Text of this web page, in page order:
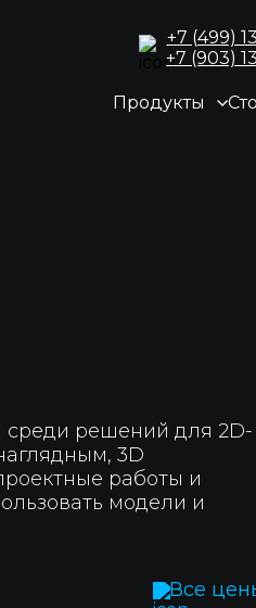
+7 (499)
+7 (903)
Продукты
решений для 2D-
3D
работы и
модели и
Все